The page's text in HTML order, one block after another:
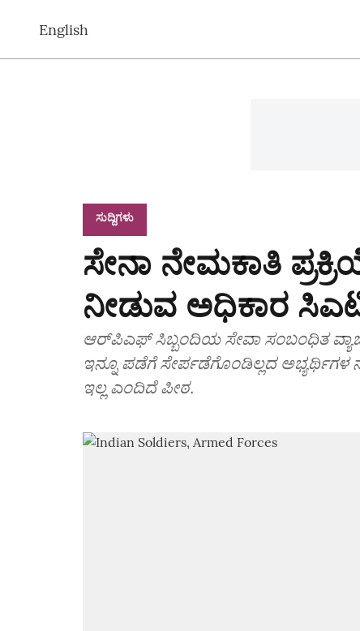
English
ಸುದ್ದಿಗಳು
ಸೇನಾ ನೇಮಕಾತಿ
ನೀಡುವ ಅಧಿಕಾರ
ಆರ್‌ಪಿಎಫ್ ಸಿಬ್ಬಂದಿಯ ಸೇವಾ ಸಂಬಂಧಿತ
ಇನ್ನೂ ಪಡೆಗೆ ಸೇರ್ಪಡೆಗೊಂಡಿಲ್ಲದ ಅಭ್ಯರ್ಥಿಗಳ
ಇಲ್ಲ ಎಂದಿದೆ ಪೀಠ.